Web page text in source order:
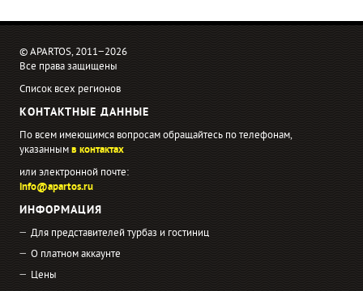
© APARTOS, 2011−2026
Все права защищены
Список всех регионов
КОНТАКТНЫЕ ДАННЫЕ
По всем имеющимся вопросам обращайтесь по телефонам,
указаннымв контактах
или электронной почте:
info@apartos.ru
ИНФОРМАЦИЯ
Для представителей турбаз и гостиниц
О платном аккаунте
Цены